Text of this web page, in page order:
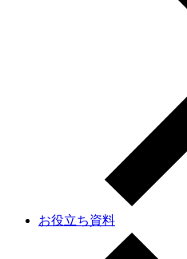
お役立ち資料